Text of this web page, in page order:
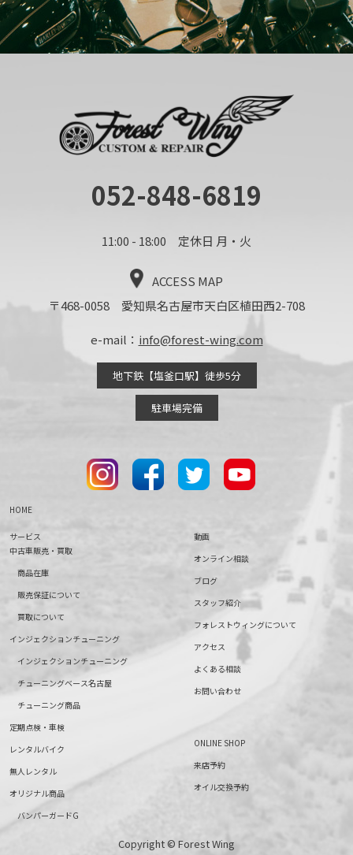
052-848-6819
11:00 - 18:00 定休日 月・火
ACCESS MAP
〒468-0058 愛知県名古屋市天白区植田西2-708
e-mail： info@forest-wing.com
地下鉄【塩釜口駅】徒歩5分
駐車場完備
HOME
サービス
中古車販売・買取
商品在庫
販売保証について
買取について
インジェクションチューニング
インジェクションチューニング
チューニングベース名古屋
チューニング商品
定期点検・車検
レンタルバイク
無人レンタル
オリジナル商品
バンパーガードG
動画
オンライン相談
ブログ
スタッフ紹介
フォレストウィングについて
アクセス
よくある相談
お問い合わせ
ONLINE SHOP
来店予約
オイル交換予約
Copyright © Forest Wing